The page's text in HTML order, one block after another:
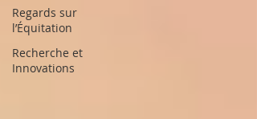
Regards sur
l’Équitation
Recherche et
Innovations